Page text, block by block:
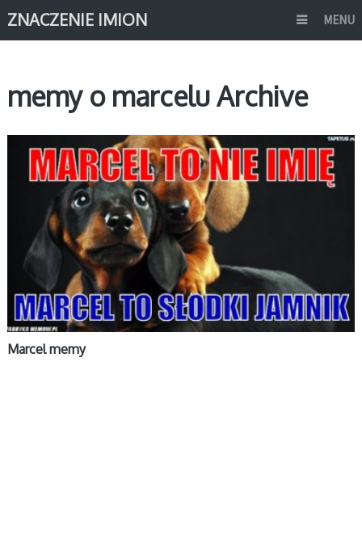
ZNACZENIE IMION MENU
memy o marcelu Archive
MEMY IMIONA
Marcel memy